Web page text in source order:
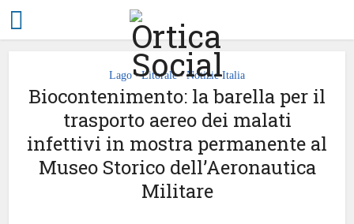
Lago • Litorale • Notizie Italia
Biocontenimento: la barella per il
trasporto aereo dei malati
infettivi in mostra permanente al
Museo Storico dell’Aeronautica
Militare